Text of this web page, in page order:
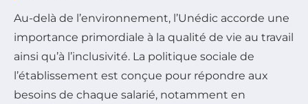
Au-delà de l’environnement, l’Unédic accorde une
importance primordiale à la qualité de vie au travail
ainsi qu’à l’inclusivité. La politique sociale de
l’établissement est conçue pour répondre aux
besoins de chaque salarié, notamment en